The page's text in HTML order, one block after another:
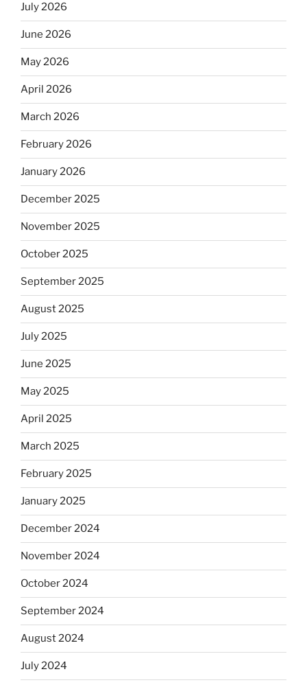
July 2026
June 2026
May 2026
April 2026
March 2026
February 2026
January 2026
December 2025
November 2025
October 2025
September 2025
August 2025
July 2025
June 2025
May 2025
April 2025
March 2025
February 2025
January 2025
December 2024
November 2024
October 2024
September 2024
August 2024
July 2024